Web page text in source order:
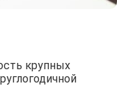
крупных